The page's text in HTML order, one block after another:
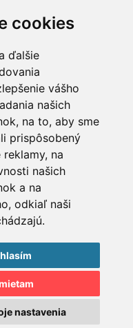
cookies
ďalšie
vášho
našich
na to, aby sme
prispôsobený
na
našich
a na
odkiaľ naši
nastavenia
34
611
17:00
| Pravidlá cookies